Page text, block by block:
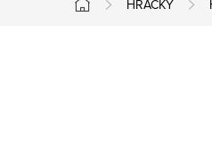
Domov
HRAČKY